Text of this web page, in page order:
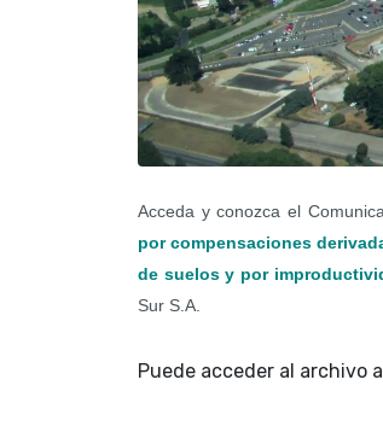
Acceda y conozca el
por compensaciones
de suelos y por
Sur S.A.
Puede acceder al archivo